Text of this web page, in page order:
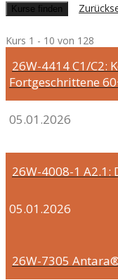
Kurs 1 - 10 von 128
26W-4414C1/C2:
Fortgeschrittene
05.01.2026
26W-4008-1 A2.1:
05.01.2026
26W-7305